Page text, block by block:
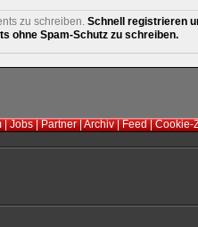
zu schreiben. Schnell registrieren
ohne Spam-Schutz zu schreiben.
|Jobs|Partner|Archiv|Feed|Cookie-